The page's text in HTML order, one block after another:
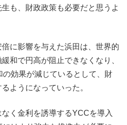
も、財政政策も必要だと思うよ
に影響を与えた浜田は、世界的
和で円高が阻止できなくなり、
効果が減じているとして、財
ようになっていった。
く金利を誘導するYCCを導入